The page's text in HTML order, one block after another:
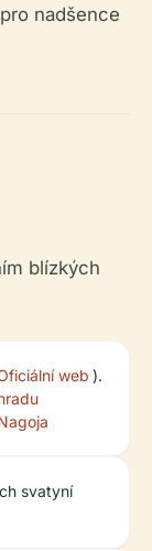
nadšence
blízkých
web ).
svatyní